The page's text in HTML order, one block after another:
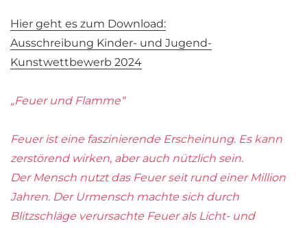
Hier geht es zum Download:
Ausschreibung Kinder- und Jugend-
Kunstwettbewerb 2024
„Feuer und Flamme“
Feuer ist eine faszinierende Erscheinung. Es kann
zerstörend wirken, aber auch nützlich sein.
Der Mensch nutzt das Feuer seit rund einer Million
Jahren. Der Urmensch machte sich durch
Blitzschläge verursachte Feuer als Licht- und